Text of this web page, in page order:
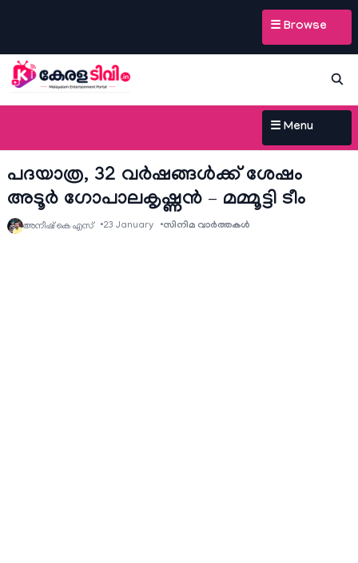
☰ Browse
☰ Menu
പദയാത്ര, 32 വർഷങ്ങൾക്ക് ശേഷം
അടൂർ ഗോപാലകൃഷ്ണൻ – മമ്മൂട്ടി ടീം
അനീഷ്‌ കെ എസ് 23 January സിനിമ വാര്‍ത്തകള്‍